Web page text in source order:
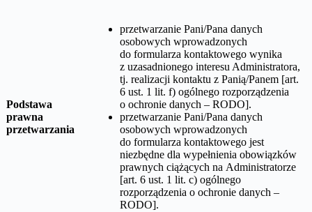
Podstawa
prawna
przetwarzania
przetwarzanie Pani/Pana danych
osobowych wprowadzonych
do formularza kontaktowego wynika
z uzasadnionego interesu Administratora,
tj. realizacji kontaktu z Panią/Panem [art.
6 ust. 1 lit. f) ogólnego rozporządzenia
o ochronie danych – RODO].
przetwarzanie Pani/Pana danych
osobowych wprowadzonych
do formularza kontaktowego jest
niezbędne dla wypełnienia obowiązków
prawnych ciążących na Administratorze
[art. 6 ust. 1 lit. c) ogólnego
rozporządzenia o ochronie danych –
RODO].